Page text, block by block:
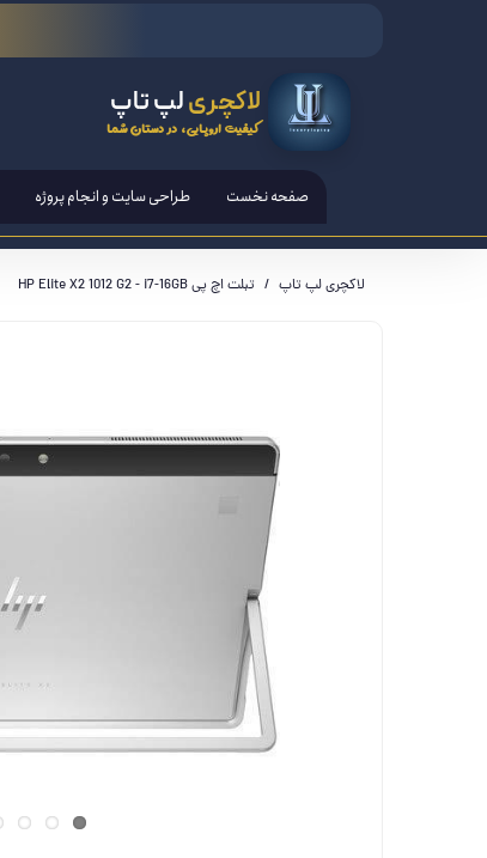
لاکچریلپ تاپ
کیفیت اروپایی، در دستان شما
صفحه نخست طراحی سایت و انجام پروژه
لاکچری لپ تاپ تبلت اچ پی HP Elite X2 1012 G2 - i7-16GB